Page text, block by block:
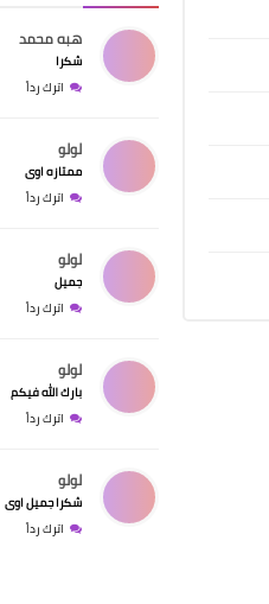
هبه محمد
شكرا
اترك رداً
لولو
ممتازه اوى
اترك رداً
لولو
جميل
اترك رداً
لولو
بارك الله فيكم
اترك رداً
لولو
شكرا جميل اوى
اترك رداً